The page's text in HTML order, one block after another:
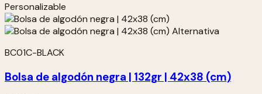
Personalizable
BC01C-BLACK
Bolsa de algodón negra | 132gr | 42x38 (cm)